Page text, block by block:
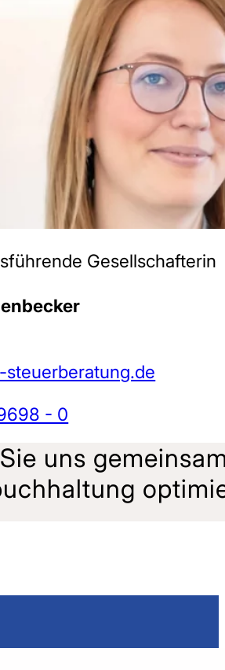
Gesellschafterin
steuerberatung.de
- 0
uns